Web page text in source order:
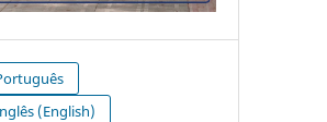
(English)